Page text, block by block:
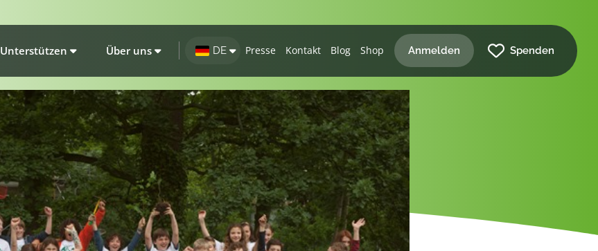
Unterstützen Über uns DE Presse Kontakt Blog Shop Anmelden Spenden